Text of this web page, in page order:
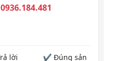
0936.184.481
lời
✔ Đúng sản